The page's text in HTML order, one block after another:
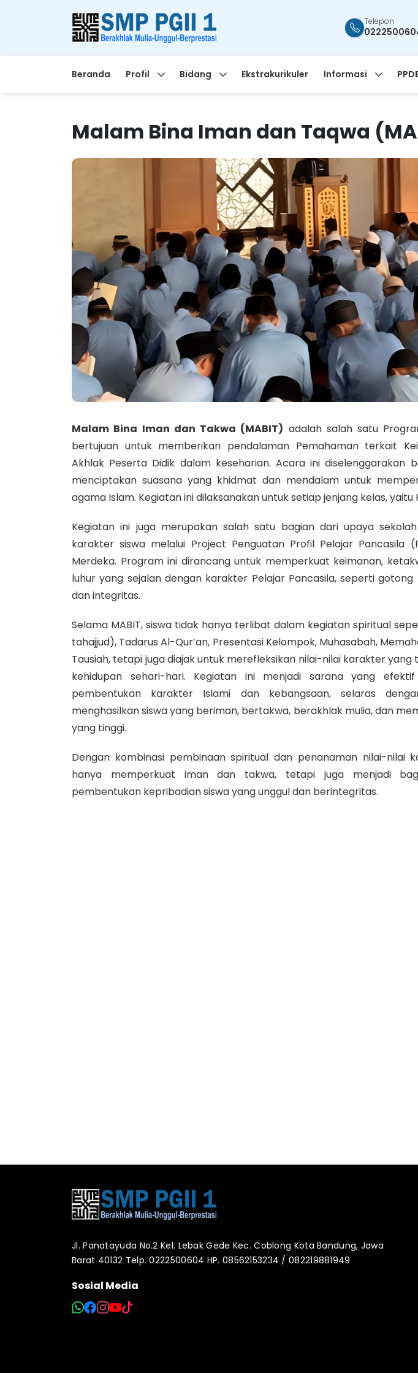
Telepon
Beranda Profil Bidang Ekstrakurikuler Informasi
Malam Bina Iman dan Taqwa
Malam Bina Iman dan Takwa (MABIT) adalah salah satu
bertujuan untuk memberikan pendalaman Pemahaman terkait
Akhlak Peserta Didik dalam keseharian. Acara ini diselenggarakan
menciptakan suasana yang khidmat dan mendalam untuk
agama Islam. Kegiatan ini dilaksanakan untuk setiap jenjang kelas, yaitu
Kegiatan ini juga merupakan salah satu bagian dari upaya
karakter siswa melalui Project Penguatan Profil Pelajar Pancasila
Merdeka. Program ini dirancang untuk memperkuat keimanan,
luhur yang sejalan dengan karakter Pelajar Pancasila, seperti gotong
dan integritas.
Selama MABIT, siswa tidak hanya terlibat dalam kegiatan spiritual
tahajjud), Tadarus Al-Qur’an, Presentasi Kelompok, Muhasabah,
Tausiah, tetapi juga diajak untuk merefleksikan nilai-nilai karakter
kehidupan sehari-hari. Kegiatan ini menjadi sarana yang
pembentukan karakter Islami dan kebangsaan, selaras
menghasilkan siswa yang beriman, bertakwa, berakhlak mulia, dan
yang tinggi.
Dengan kombinasi pembinaan spiritual dan penanaman nilai-nilai
hanya memperkuat iman dan takwa, tetapi juga menjadi
pembentukan kepribadian siswa yang unggul dan berintegritas.
Jl. Panatayuda No.2 Kel. Lebak Gede Kec. Coblong Kota Bandung, Jawa
Barat 40132 Telp. 0222500604 HP. 08562153234 / 082219881949
Sosial Media